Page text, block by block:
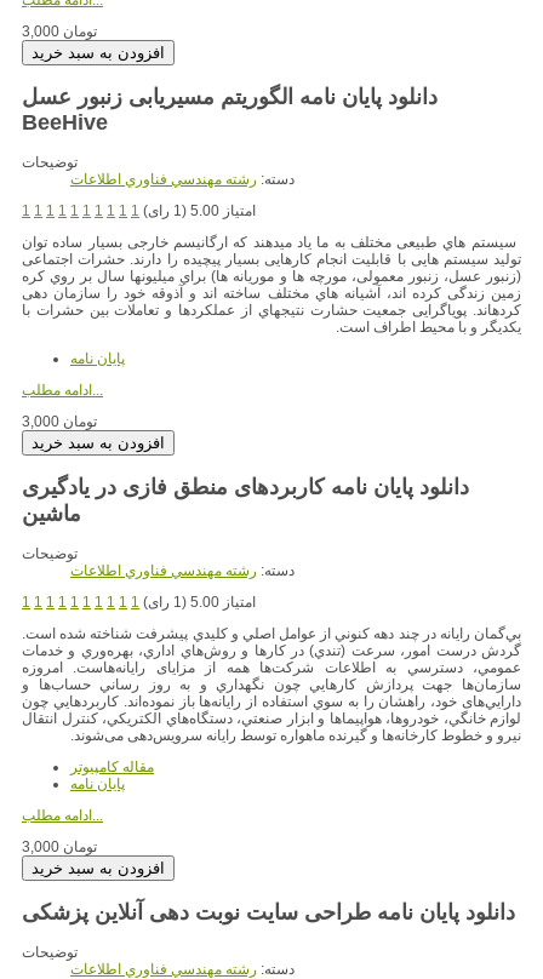
3,000 تومان
دانلود پایان نامه الگوریتم مسیریابی زنبور عسل
BeeHive
توضیحات
دسته: رشته مهندسي فناوري اطلاعات
1 1 1 1 1 1 1 1 1 1
امتیاز 5.00 (1 رای)
سیستم هاي طبیعی مختلف به ما یاد میدهند که ارگانیسم خارجی بسیار ساده توان
تولید سیستم هایی با قابلیت انجام کارهایی بسیار پیچیده را دارند. حشرات اجتماعی
(زنبور عسل، زنبور معمولی، مورچه ها و موریانه ها) براي میلیونها سال بر روي کره
زمین زندگی کرده اند، آشیانه هاي مختلف ساخته اند و آذوقه خود را سازمان دهی
کردهاند. پویاگرایی جمعیت حشارت نتیجهاي از عملکردها و تعاملات بین حشرات با
یکدیگر و با محیط اطراف است.
پایان نامه
ادامه مطلب...
3,000 تومان
دانلود پایان نامه کاربردهای منطق فازی در یادگیری
ماشین
توضیحات
دسته: رشته مهندسي فناوري اطلاعات
1 1 1 1 1 1 1 1 1 1
امتیاز 5.00 (1 رای)
بي‌گمان رايانه در چند دهه كنوني از عوامل اصلي و كليدي پيشرفت شناخته شده است.
گردش درست امور، سرعت (تندي) در كارها و روش‌هاي اداري، بهره‌وري و خدمات
عمومي، دسترسي به اطلاعات شركت‌ها همه از مزایای رایانه‌هاست. امروزه
سازمان‌ها جهت پردازش كارهايي چون نگهداري و به ‌روز رساني حساب‌ها و
دارايي‌های خود، راهشان را به سوي استفاده از رایانه‌ها باز نموده‌اند. كاربردهایي چون
لوازم خانگي،‌ خودروها، هواپيماها و ابزار صنعتي، دستگاه‌هاي الكتريكي، كنترل انتقال
نيرو و خطوط كارخانه‌ها و گيرنده ماهواره توسط رايانه سرویس‌دهی می‌شوند.
مقاله کامپیوتر
پایان نامه
ادامه مطلب...
3,000 تومان
دانلود پایان نامه طراحی سایت نوبت دهی آنلاین پزشکی
توضیحات
دسته: رشته مهندسي فناوري اطلاعات